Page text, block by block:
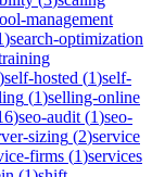
management
)search-optimization
)self-hosted (1)self-
(1)selling-online
)seo-audit (1)seo-
sizing (2)service
firms (1)services